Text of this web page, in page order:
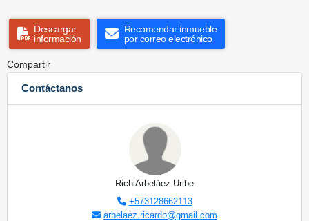
Descargar
información
Recomendar inmueble
por correo electrónico
Compartir
Contáctanos
RichiArbeláez Uribe
+573128662113
arbelaez.ricardo@gmail.com